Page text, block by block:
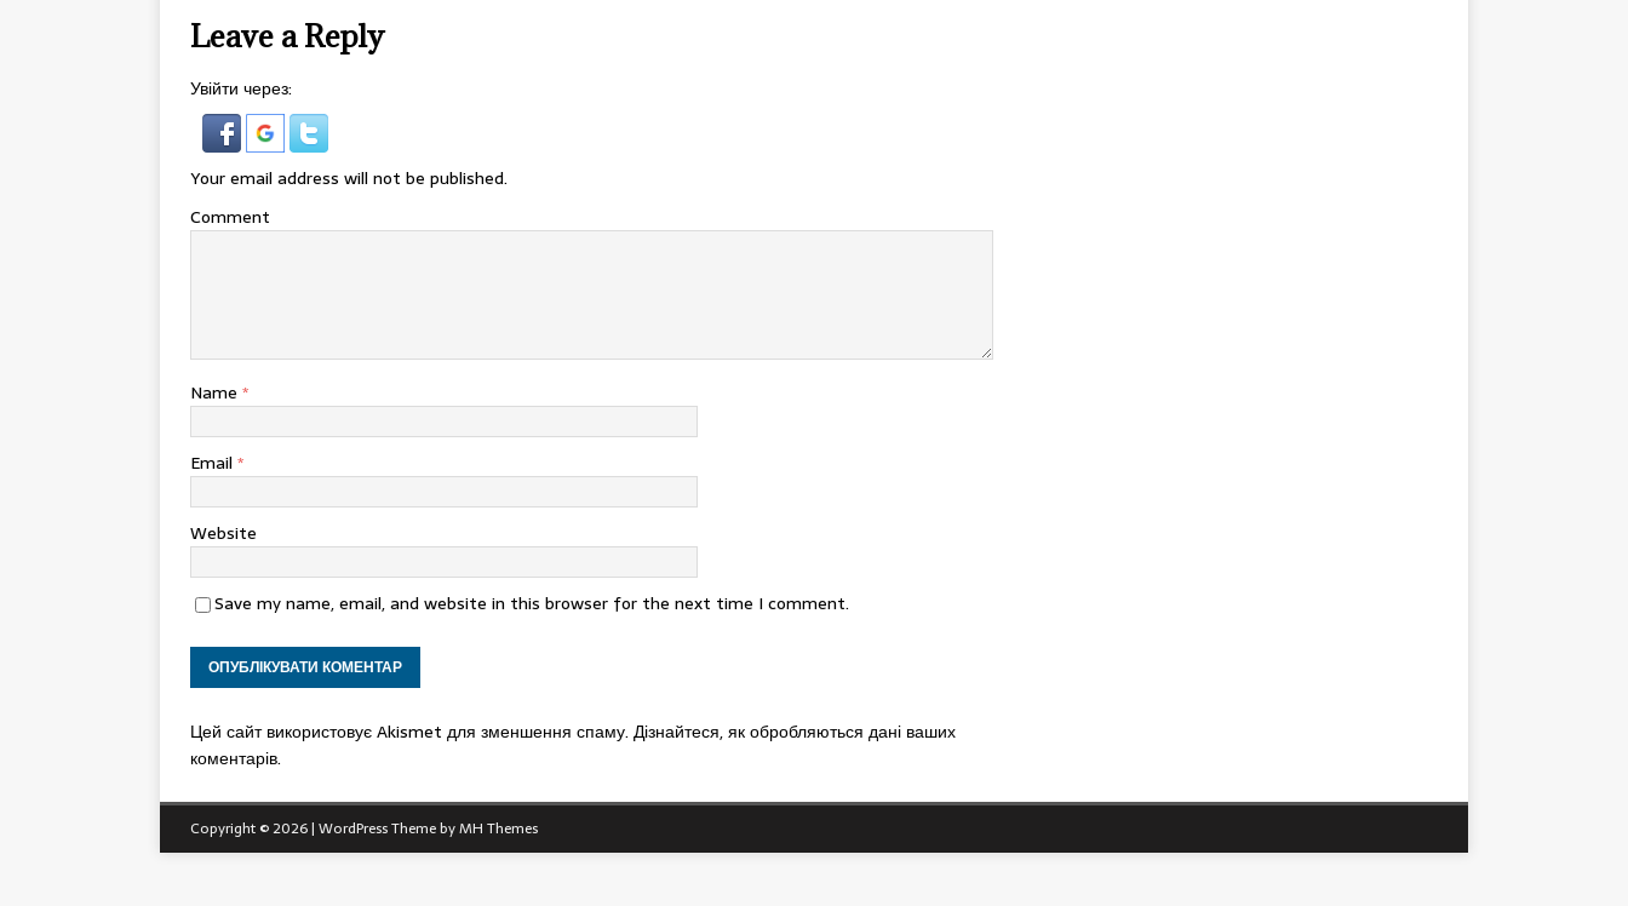
Leave a Reply
Увійти через:
Your email address will not be published.
Comment
Name *
Email *
Website
Save my name, email, and website in this browser for the next time I comment.
Цей сайт використовує Akismet для зменшення спаму. Дізнайтеся, як обробляються дані ваших
коментарів.
Copyright © 2026 | WordPress Theme byMH Themes